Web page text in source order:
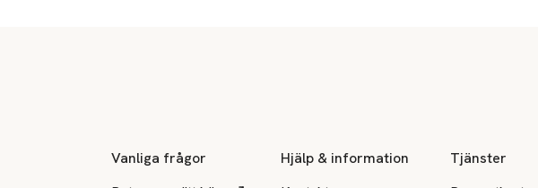
Vanliga frågor
Hjälp & information
Tjänster